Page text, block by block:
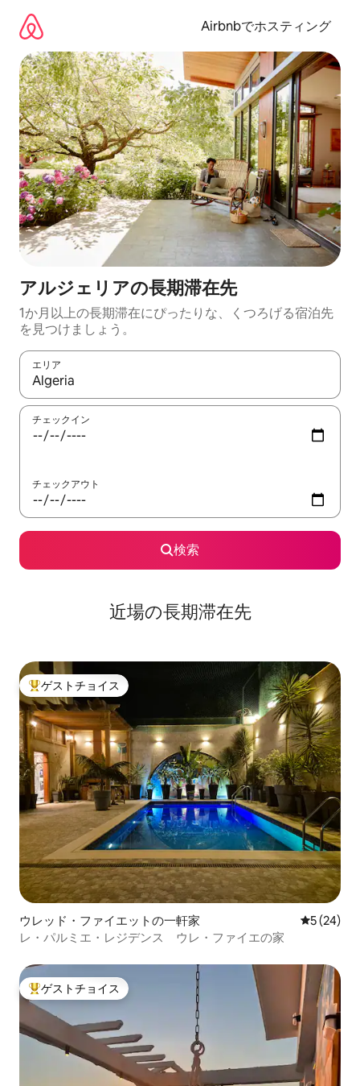
Airbnbでホスティング
アルジェリアの長期滞在先
1か月以上の長期滞在にぴったりな、くつろげる宿泊先
を見つけましょう。
エリア
検索結果が表示されたら、上下の矢印キーを使って移動するか
チェックイン
チェックアウト
検索
近場の長期滞在先
大好評のゲストチョイスです。
ゲストチョイス
ウレッド・ファイエットの一軒家 レビュー
5 (24)
レ・パルミエ・レジデンス ウレ・ファイエの家
大好評のゲストチョイスです。
ゲストチョイス